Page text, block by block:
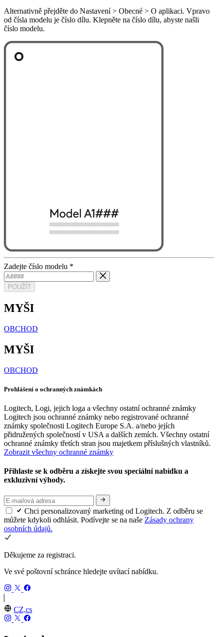
Alternativně přejděte do Nastavení > Obecné > O aplikaci. Vpravo
od čísla modelu je číslo dílu. Klepněte na číslo dílu, abyste našli
číslo modelu.
Zadejte číslo modelu *
POUŽÍT
MYŠI
OBCHOD
MYŠI
OBCHOD
Prohlášení o ochranných známkách
Logitech, Logi, jejich loga a všechny ostatní ochranné známky
Logitech jsou ochranné známky nebo registrované ochranné
známky společnosti Logitech Europe S.A. a/nebo jejích
přidružených společností v USA a dalších zemích. Všechny ostatní
ochranné známky třetích stran jsou majetkem příslušných vlastníků.
Zobrazit všechny ochranné známky
Přihlaste se k odběru a získejte svou speciální nabídku a
exkluzivní výhody.
Chci personalizovaný marketing od Logitech. Z odběru se
můžete kdykoli odhlásit. Podívejte se na naše Zásady ochrany
osobních údajů.
Děkujeme za registraci.
Ve své poštovní schránce hledejte uvítací nabídku.
CZ,cs